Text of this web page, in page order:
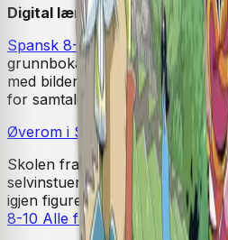
Digital lærerressurs
Spansk 8-10 Digital
grunnboka, forslag til årsplan,
med bilder som læreren kan
for samtale.
Øverom i Skolen fra Cappelen
Skolen fra Cappelen Damm
selvinstuerende øverom i
igjen figurene fra bøkene.
8-10 Alle fag og Skolen 8-10